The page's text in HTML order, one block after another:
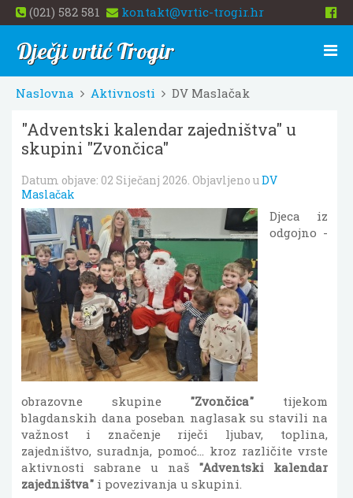
(021) 582 581 kontakt@vrtic-trogir.hr
Dječji vrtić Trogir
Naslovna Aktivnosti DV Maslačak
"Adventski kalendar zajedništva" u
skupini "Zvončica"
Datum objave: 02 Siječanj 2026. Objavljeno uDV
Maslačak
Djeca iz
odgojno -
obrazovne skupine "Zvončica" tijekom
blagdanskih dana poseban naglasak su stavili na
važnost i značenje riječi ljubav, toplina,
zajedništvo, suradnja, pomoć... kroz različite vrste
aktivnosti sabrane u naš "Adventski kalendar
zajedništva" i povezivanja u skupini.